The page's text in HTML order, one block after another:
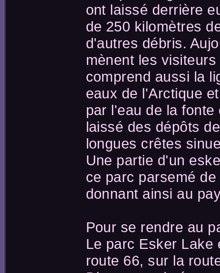
ont laissé derrière
de 250 kilomètres
d'autres débris.
mènent les
comprend aussi la
eaux de l'Arctique
par l'eau de la
laissé des dépôts
longues crêtes
Une partie d'un
ce parc parsemé
donnant ainsi au
Pour se rendre au
Le parc Esker Lake
route 66, sur la